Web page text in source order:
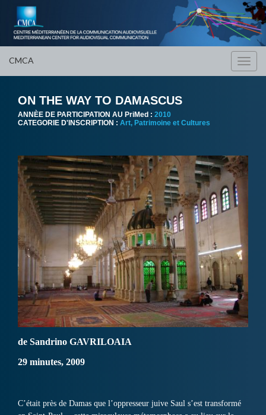
CMCA
ON THE WAY TO DAMASCUS
ANNÈE DE PARTICIPATION AU PriMed : 2010
CATEGORIE D'INSCRIPTION : Art, Patrimoine et Cultures
de Sandrino GAVRILOAIA
29 minutes, 2009
C’était près de Damas que l’oppresseur juive Saul s’est transformé